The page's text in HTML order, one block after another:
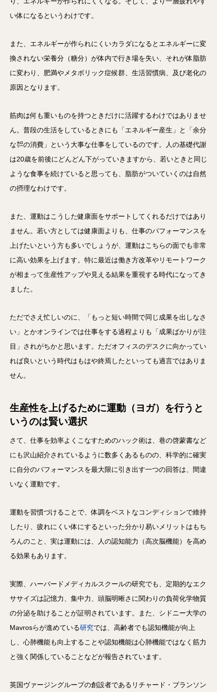
い体になるというわけです。
また、エネルギーが作られにくいカラダになるとエネルギーに変
換されない栄養分（糖分）が体内で行き場を失い、それが体脂肪
に変わり、肥満やメタボリック症候群、生活習慣病、及び老化の
原因となります。
筋肉は何も重いものを持つときだけに活躍するわけではありませ
ん。普段の生活をしているときにも「エネルギー産生」と「余分
な㌍の消費」という大事な仕事をしているのです。人の基礎代謝
は20歳を前後にどんどん下がっていきますから、若いときと同じ
ような食事を続けていると思っても、脂肪がついていくのは自然
の摂理なわけです。
また、運動はこうした健康面をサポートしてくれるだけではあり
ません。若い方としては健康面よりも、仕事のパフォーマンスを
上げたいという方も多いでしょうが、運動はこちらの面でも非常
に高い効果を上げます。特に最近は働き方改革やリモートワーク
が相まって生産性アップや見える結果を重視する時代になってき
ました。
ただでさえ忙しいのに、「もっと短い時間で同じ成果を出しなさ
い」とかオンラインでは仕事をする過程よりも「成果ばかりが注
目」されがちかと思います。ただオフィスのデスクに向かってい
れば良いという時代はもはや終焉したといっても過言ではありま
せん。
生産性を上げるために運動（ヨガ）を行うと
いうのは賢い選択
さて、仕事を効率よくこなすためのハック術は、巷の啓蒙書など
にも沢山紹介されているように数多くあるものの、科学的に確実
に自分のパフォーマンスを最大限に引き出す一つの回答は、間違
いなく運動です。
運動を習慣づけることで、体調をベストなコンディションで維持
したり、疲れにくい体にするといった分かり易いメリットはもち
ろんのこと、実は運動には、人の認知能力（高次脳機能）を高め
る効果もあります。
実際、ハーバードメディカルスクールの研究でも、定期的なエク
ササイズは記憶力、集中力、頭脳明晰さに関わりの負荷化学物質
の分泌を助けることが証明されています。また、シドニー大学の
Mavrosらが進めている研究では、高齢者でも認知機能が向上
し、心肺機能も向上することや認知機能は心肺機能ではなく筋力
と強く関係していることなどが報告されています。
英国ヴァージングループの創設者であるリチャード・ブランソン